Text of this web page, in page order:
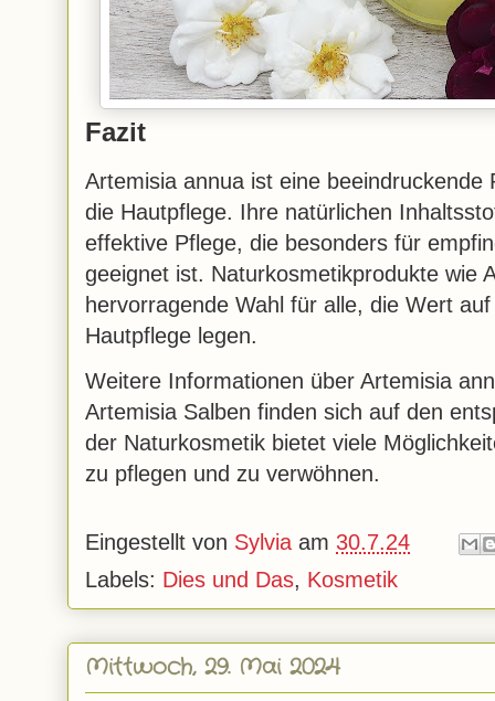
Fazit
Artemisia annua ist eine beeindruckende
die Hautpflege. Ihre natürlichen
effektive Pflege, die besonders für
geeignet ist. Naturkosmetikprodukte wie
hervorragende Wahl für alle, die Wert
Hautpflege legen.
Weitere Informationen über Artemisia
Artemisia Salben finden sich auf den
der Naturkosmetik bietet viele
zu pflegen und zu verwöhnen.
Eingestellt von Sylvia am 30.7.24
Labels: Dies und Das, Kosmetik
Mittwoch, 29. Mai 2024